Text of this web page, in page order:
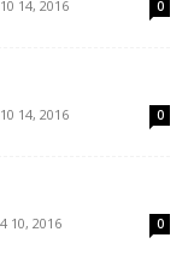
14, 2016 0
14, 2016 0
10, 2016 0